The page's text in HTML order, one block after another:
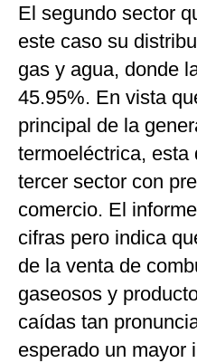
El segundo sector
este caso su
gas y agua, donde
45.95%. En vista
principal de la
termoeléctrica, esta
tercer sector con
comercio. El
cifras pero indica
de la venta de
gaseosos y
caídas tan
esperado un mayor